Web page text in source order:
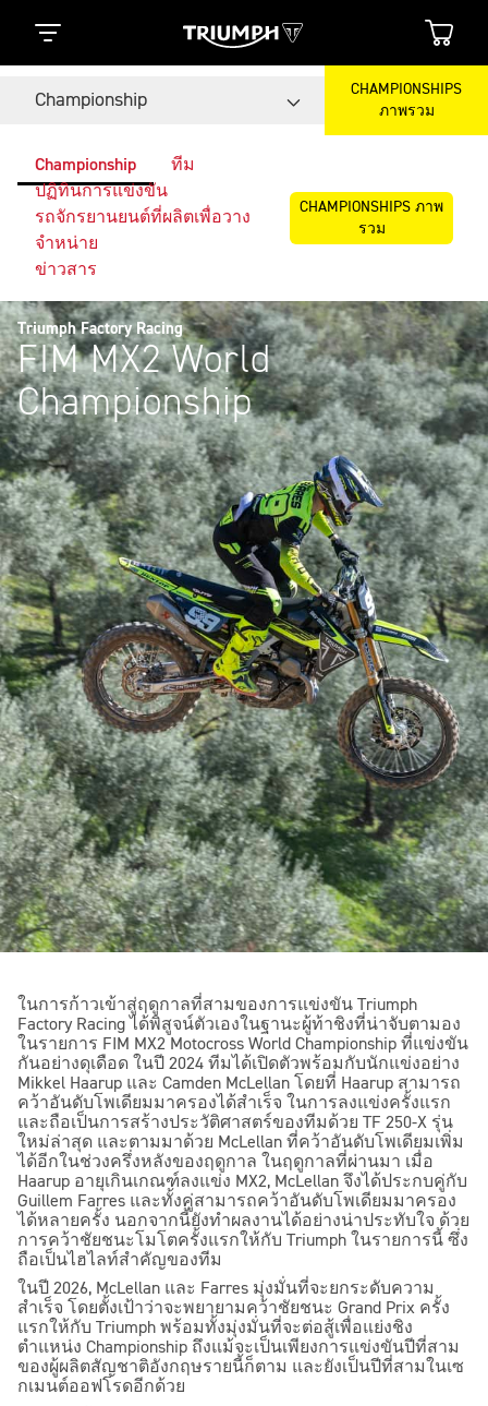
Championship
CHAMPIONSHIPS
ภาพรวม
Championship
ทีม
ปฏิทินการแข่งขัน
รถจักรยานยนต์ที่ผลิตเพื่อวาง
จำหน่าย
ข่าวสาร
CHAMPIONSHIPS ภาพ
รวม
Triumph Factory Racing
FIM MX2 World
Championship
ในการก้าวเข้าสู่ฤดูกาลที่สามของการแข่งขัน Triumph
Factory Racing ได้พิสูจน์ตัวเองในฐานะผู้ท้าชิงที่น่าจับตามอง
ในรายการ FIM MX2 Motocross World Championship ที่แข่งขัน
กันอย่างดุเดือด ในปี 2024 ทีมได้เปิดตัวพร้อมกับนักแข่งอย่าง
Mikkel Haarup และ Camden McLellan โดยที่ Haarup สามารถ
คว้าอันดับโพเดียมมาครองได้สำเร็จ ในการลงแข่งครั้งแรก
และถือเป็นการสร้างประวัติศาสตร์ของทีมด้วย TF 250-X รุ่น
ใหม่ล่าสุด และตามมาด้วย McLellan ที่คว้าอันดับโพเดียมเพิ่ม
ได้อีกในช่วงครึ่งหลังของฤดูกาล ในฤดูกาลที่ผ่านมา เมื่อ
Haarup อายุเกินเกณฑ์ลงแข่ง MX2, McLellan จึงได้ประกบคู่กับ
Guillem Farres และทั้งคู่สามารถคว้าอันดับโพเดียมมาครอง
ได้หลายครั้ง นอกจากนี้ยังทำผลงานได้อย่างน่าประทับใจ ด้วย
การคว้าชัยชนะโมโตครั้งแรกให้กับ Triumph ในรายการนี้ ซึ่ง
ถือเป็นไฮไลท์สำคัญของทีม
ในปี 2026, McLellan และ Farres มุ่งมั่นที่จะยกระดับความ
สำเร็จ โดยตั้งเป้าว่าจะพยายามคว้าชัยชนะ Grand Prix ครั้ง
แรกให้กับ Triumph พร้อมทั้งมุ่งมั่นที่จะต่อสู้เพื่อแย่งชิง
ตำแหน่ง Championship ถึงแม้จะเป็นเพียงการแข่งขันปีที่สาม
ของผู้ผลิตสัญชาติอังกฤษรายนี้ก็ตาม และยังเป็นปีที่สามในเซ
กเมนต์ออฟโรดอีกด้วย